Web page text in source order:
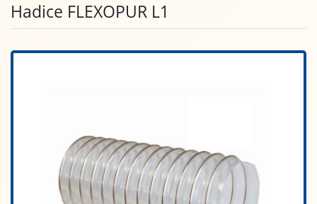
Hadice FLEXOPUR L1